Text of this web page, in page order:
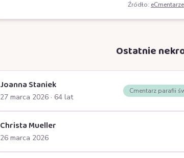
Źródło: eCmentarze
Ostatnie
Joanna Staniek
27 marca 2026 · 64 lat
Cmentarz parafii
Christa Mueller
26 marca 2026